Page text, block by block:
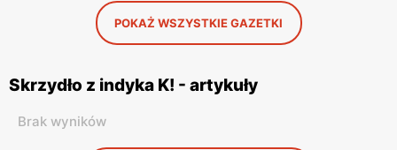
POKAŻ WSZYSTKIE GAZETKI
Skrzydło z indyka K! - artykuły
Brak wyników